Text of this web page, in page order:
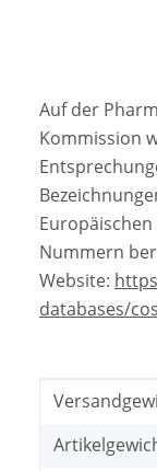
Auf der
Kommission
Europäischen
Nummern
Website:
databases/
Wert